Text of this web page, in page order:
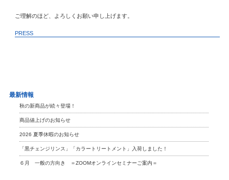
ご理解のほど、よろしくお願い申し上げます。
PRESS
最新情報
秋の新商品が続々登場！
商品値上げのお知らせ
2026 夏季休暇のお知らせ
「黒チェンジリンス」「カラートリートメント」入荷しました！
６月 一般の方向き ＝ZOOMオンラインセミナーご案内＝